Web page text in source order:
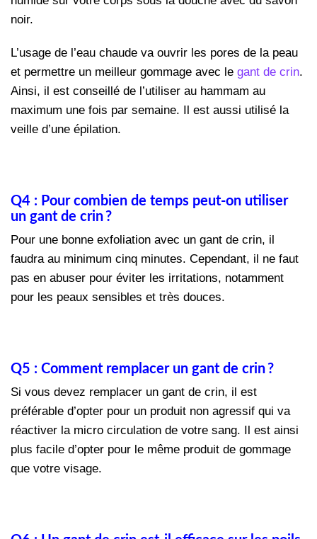
noir.
L’usage de l’eau chaude va ouvrir les pores de la peau
et permettre un meilleur gommage avec le gant de crin.
Ainsi, il est conseillé de l’utiliser au hammam au
maximum une fois par semaine. Il est aussi utilisé la
veille d’une épilation.
Q4 : Pour combien de temps peut-on utiliser
un gant de crin ?
Pour une bonne exfoliation avec un gant de crin, il
faudra au minimum cinq minutes. Cependant, il ne faut
pas en abuser pour éviter les irritations, notamment
pour les peaux sensibles et très douces.
Q5 : Comment remplacer un gant de crin ?
Si vous devez remplacer un gant de crin, il est
préférable d’opter pour un produit non agressif qui va
réactiver la micro circulation de votre sang. Il est ainsi
plus facile d’opter pour le même produit de gommage
que votre visage.